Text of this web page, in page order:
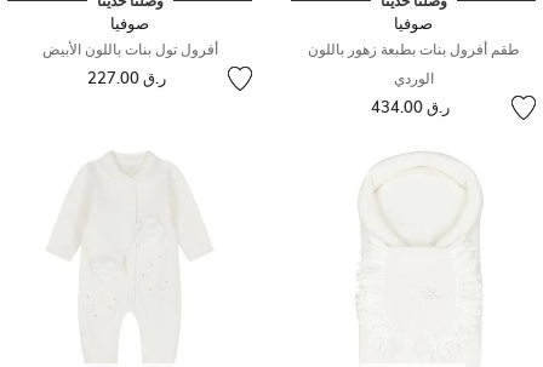
صوفيا
طقم أفرول بنات بطبعة زهور باللون
الوردي
ر.ق 434.00
صوفيا
أفرول تول بنات باللون الأبيض
ر.ق 227.00